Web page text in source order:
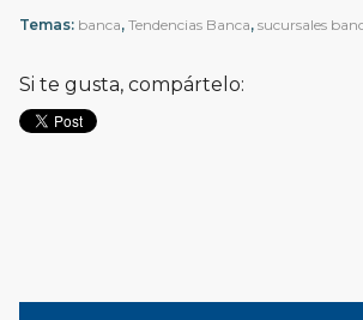
Temas: banca,Tendencias Banca,sucursales
Si te gusta, compártelo: